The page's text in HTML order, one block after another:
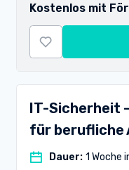
Kostenlos mit
IT-Sicherheit
für berufliche
Dauer: 1 Woche